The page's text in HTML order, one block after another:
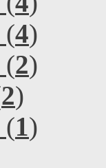
(4)
(2)
2)
(1)